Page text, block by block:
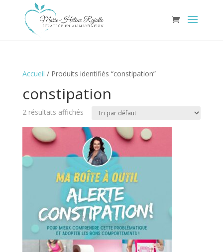
Accueil / Produits identifiés “constipation”
constipation
2 résultats affichés